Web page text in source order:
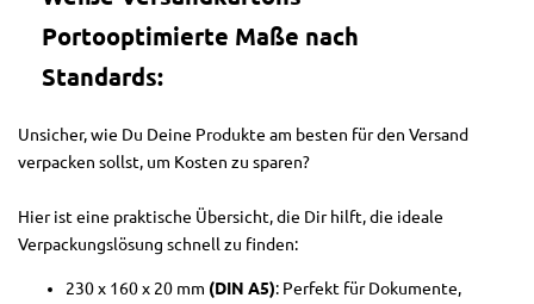
Portooptimierte Maße nach
Standards:
Unsicher, wie Du Deine Produkte am besten für den Versand
verpacken sollst, um Kosten zu sparen?
Hier ist eine praktische Übersicht, die Dir hilft, die ideale
Verpackungslösung schnell zu finden:
230 x 160 x 20 mm (DIN A5): Perfekt für Dokumente,